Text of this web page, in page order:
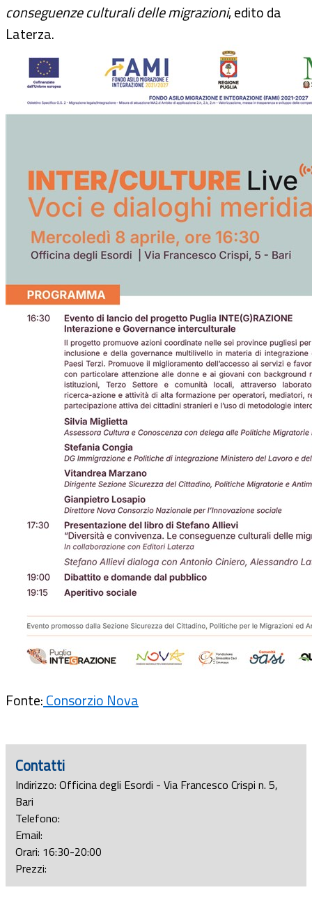
conseguenze culturali delle migrazioni, edito da
Laterza.
Fonte:Consorzio Nova
Contatti
Indirizzo: Officina degli Esordi - Via Francesco Crispi n. 5,
Bari
Telefono:
Email:
Orari: 16:30-20:00
Prezzi: